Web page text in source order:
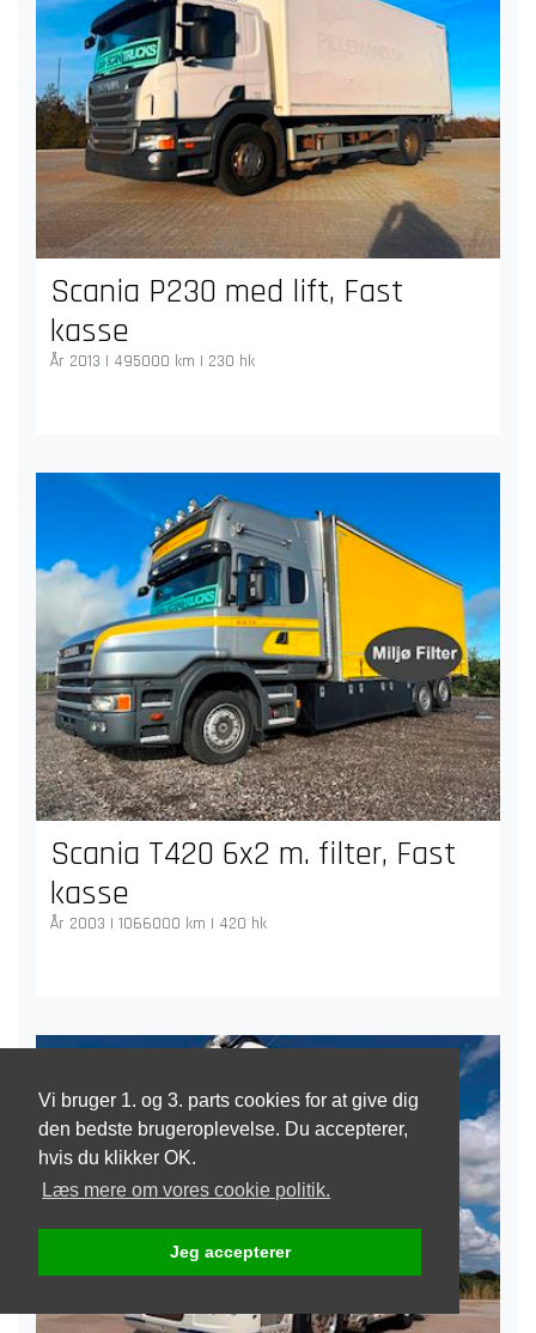
Vi bruger 1. og 3. parts cookies for at give dig
den bedste brugeroplevelse. Du accepterer,
hvis du klikker OK.
Læs mere om vores cookie politik.
Jeg accepterer
Scania P230 med lift, Fast
kasse
År 2013 | 495000 km | 230 hk
Scania T420 6x2 m. filter, Fast
kasse
År 2003 | 1066000 km | 420 hk